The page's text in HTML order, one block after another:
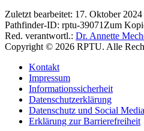
Zuletzt bearbeitet: 17. Oktober 2024
Pathfinder-ID: rptu-39071 Zum
Red. verantwortl.: Dr. Annette
Copyright © 2026 RPTU. Alle
Kontakt
Impressum
Informationssicherheit
Datenschutzerklärung
Datenschutz und Social Media
Erklärung zur Barrierefreiheit